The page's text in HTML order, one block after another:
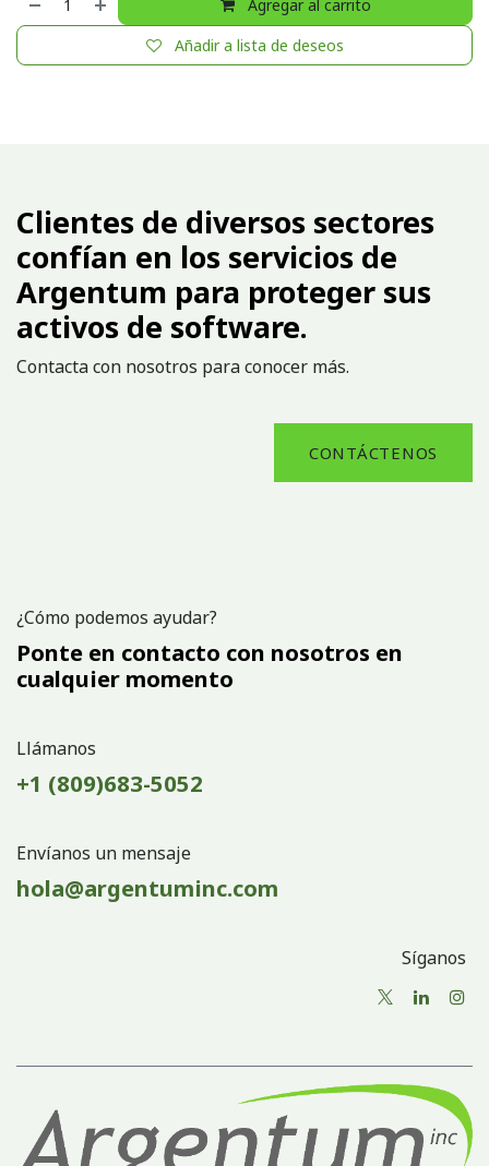
Agregar al carrito
Añadir a lista de deseos
Clientes de diversos sectores
confían en los servicios de
Argentum para proteger sus
activos de software.
Contacta con nosotros para conocer más.
CONTÁCTENOS
¿Cómo podemos ayudar?
Ponte en contacto con nosotros en
cualquier momento
Llámanos
+1 (809)683-5052
Envíanos un mensaje
hola@argentuminc.com
Síganos